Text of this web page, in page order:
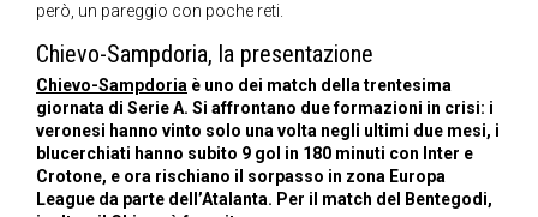
però, un pareggio con poche reti.
Chievo-Sampdoria, la presentazione
Chievo-Sampdoria è uno dei match della trentesima
giornata di Serie A. Si affrontano due formazioni in crisi: i
veronesi hanno vinto solo una volta negli ultimi due mesi, i
blucerchiati hanno subito 9 gol in 180 minuti con Inter e
Crotone, e ora rischiano il sorpasso in zona Europa
League da parte dell’Atalanta. Per il match del Bentegodi,